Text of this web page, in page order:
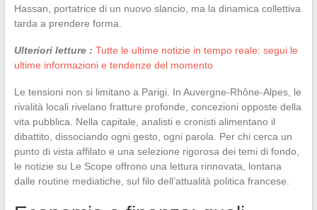
Hassan, portatrice di un nuovo slancio, ma la dinamica collettiva
tarda a prendere forma.
Ulteriori letture : Tutte le ultime notizie in tempo reale: segui le
ultime informazioni e tendenze del momento
Le tensioni non si limitano a Parigi. In Auvergne-Rhône-Alpes, le
rivalità locali rivelano fratture profonde, concezioni opposte della
vita pubblica. Nella capitale, analisti e cronisti alimentano il
dibattito, dissociando ogni gesto, ogni parola. Per chi cerca un
punto di vista affilato e una selezione rigorosa dei temi di fondo,
le notizie su Le Scope offrono una lettura rinnovata, lontana
dalle routine mediatiche, sul filo dell’attualità politica francese.